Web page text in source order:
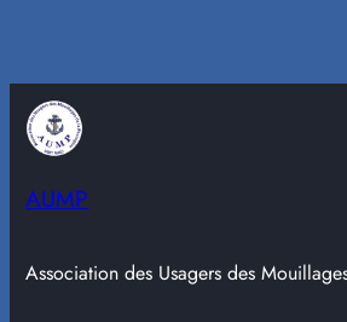
AUMP
Association des Usagers des